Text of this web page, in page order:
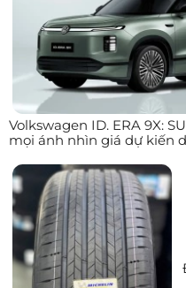
Volkswagen ID. ERA 9X:
mọi ánh nhìn giá dự kiến